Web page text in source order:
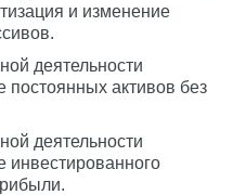
и изменение
деятельности
постоянных активов без
деятельности
инвестированного